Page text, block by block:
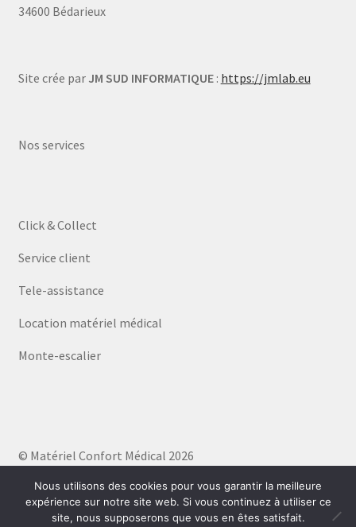
34600 Bédarieux
Site crée par JM SUD INFORMATIQUE: https://jmlab.eu
Nos services
Click & Collect
Service client
Tele-assistance
Location matériel médical
Monte-escalier
© Matériel Confort Médical 2026
Nous utilisons des cookies pour vous garantir la meilleure
expérience sur notre site web. Si vous continuez à utiliser ce
site, nous supposerons que vous en êtes satisfait.